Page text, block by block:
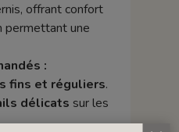
offrant confort
permettant une
:
fins et réguliers.
délicats sur les